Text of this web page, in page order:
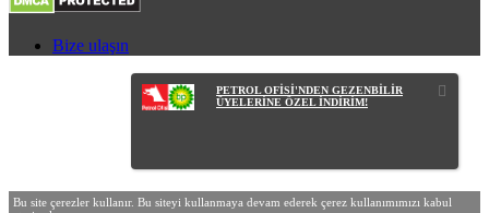
Bize ulaşın
PETROL OFİSİ'NDEN GEZENBİLİR
ÜYELERİNE ÖZEL İNDİRİM!
Bu site çerezler kullanır. Bu siteyi kullanmaya devam ederek çerez kullanımımızı kabul